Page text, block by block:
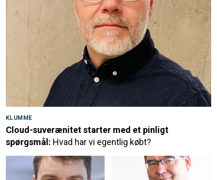
KLUMME
Cloud-suverænitet starter med et pinligt
spørgsmål: Hvad har vi egentlig købt?